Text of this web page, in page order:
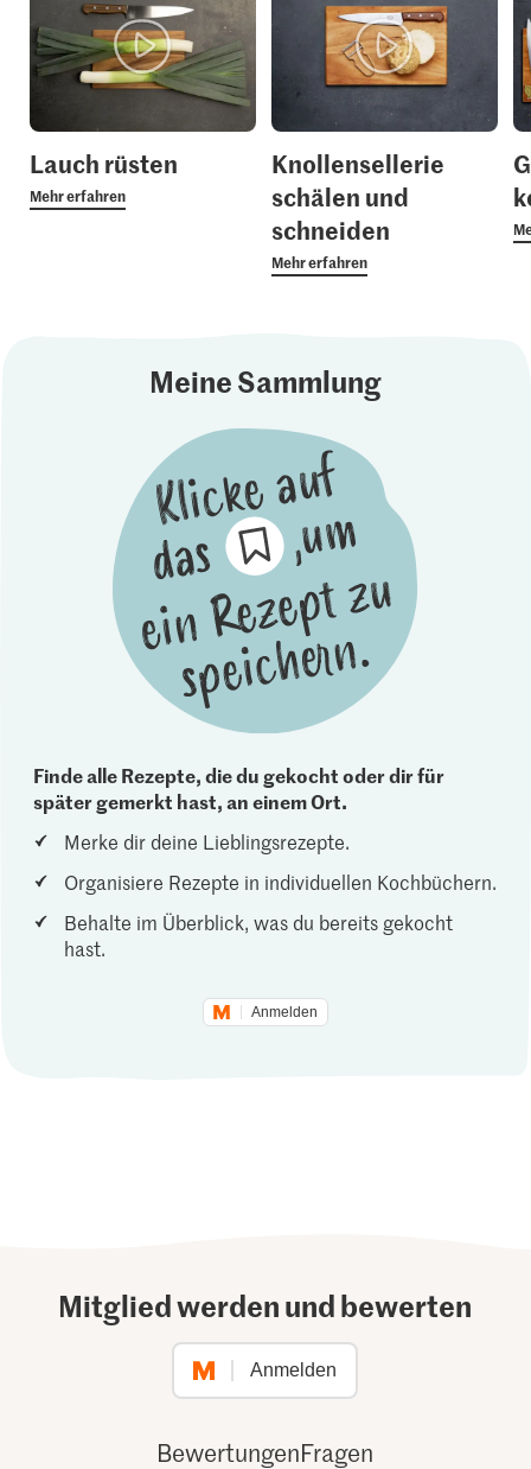
Lauch rüsten
Mehr erfahren
Knollensellerie
schälen und
schneiden
Mehr erfahren
Meine Sammlung
Finde alle Rezepte, die du gekocht oder dir für
später gemerkt hast, an einem Ort.
Merke dir deine Lieblingsrezepte.
Organisiere Rezepte in individuellen Kochbüchern.
Behalte im Überblick, was du bereits gekocht
hast.
Anmelden
Mitglied werden und bewerten
Anmelden
BewertungenFragen